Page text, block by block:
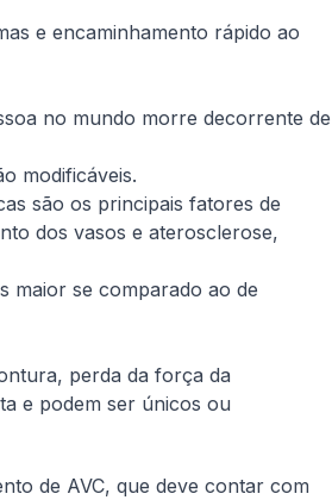
e encaminhamento rápido ao
no mundo morre decorrente de
modificáveis.
são os principais fatores de
dos vasos e aterosclerose,
maior se comparado ao de
perda da força da
e podem ser únicos ou
de AVC, que deve contar com